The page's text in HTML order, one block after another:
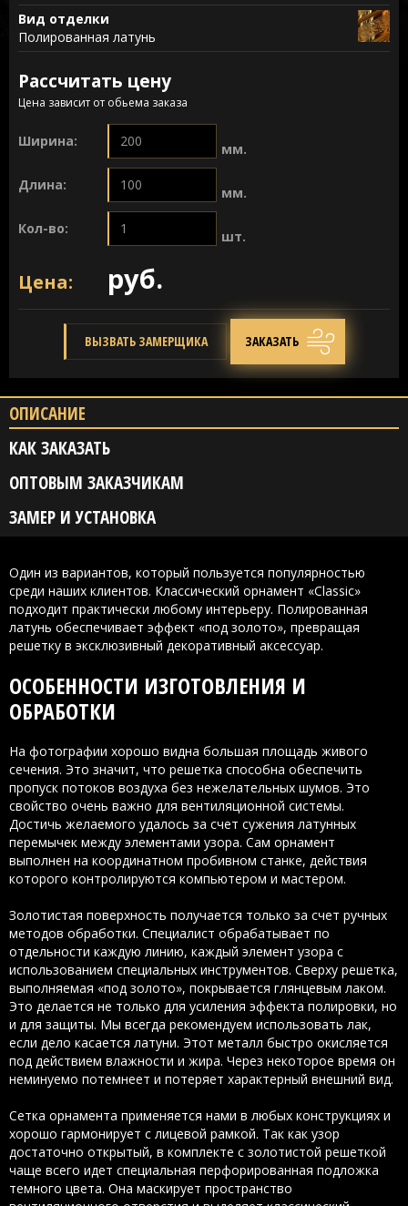
Вид отделки
Полированная латунь
Рассчитать цену
Цена зависит от обьема заказа
Ширина: мм.
Длина: мм.
Кол-во: шт.
Цена: руб.
ВЫЗВАТЬ ЗАМЕРЩИКА ЗАКАЗАТЬ
ОПИСАНИЕ
КАК ЗАКАЗАТЬ
ОПТОВЫМ ЗАКАЗЧИКАМ
ЗАМЕР И УСТАНОВКА
Один из вариантов, который пользуется популярностью
среди наших клиентов. Классический орнамент «Classic»
подходит практически любому интерьеру. Полированная
латунь обеспечивает эффект «под золото», превращая
решетку в эксклюзивный декоративный аксессуар.
ОСОБЕННОСТИ ИЗГОТОВЛЕНИЯ И
ОБРАБОТКИ
На фотографии хорошо видна большая площадь живого
сечения. Это значит, что решетка способна обеспечить
пропуск потоков воздуха без нежелательных шумов. Это
свойство очень важно для вентиляционной системы.
Достичь желаемого удалось за счет сужения латунных
перемычек между элементами узора. Сам орнамент
выполнен на координатном пробивном станке, действия
которого контролируются компьютером и мастером.
Золотистая поверхность получается только за счет ручных
методов обработки. Специалист обрабатывает по
отдельности каждую линию, каждый элемент узора с
использованием специальных инструментов. Сверху решетка,
выполняемая «под золото», покрывается глянцевым лаком.
Это делается не только для усиления эффекта полировки, но
и для защиты. Мы всегда рекомендуем использовать лак,
если дело касается латуни. Этот металл быстро окисляется
под действием влажности и жира. Через некоторое время он
неминуемо потемнеет и потеряет характерный внешний вид.
Сетка орнамента применяется нами в любых конструкциях и
хорошо гармонирует с лицевой рамкой. Так как узор
достаточно открытый, в комплекте с золотистой решеткой
чаще всего идет специальная перфорированная подложка
темного цвета. Она маскирует пространство